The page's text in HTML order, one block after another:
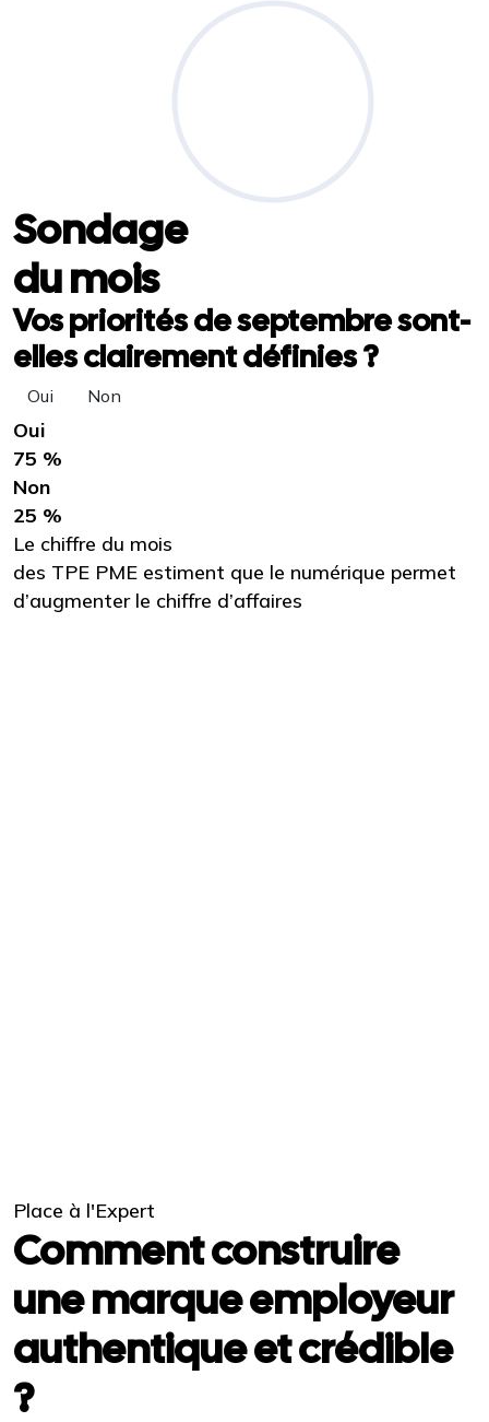
Sondage
du mois
Vos priorités de septembre sont-
elles clairement définies ?
Oui Non
Oui
75 %
Non
25 %
Le chiffre du mois
des TPE PME estiment que le numérique permet
d’augmenter le chiffre d’affaires
Place à l'Expert
Comment construire
une marque employeur
authentique et crédible
?